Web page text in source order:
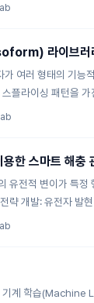
라이브러
가 여러 형태의 기
플라이싱 패턴을
한 스마트 해충
유전적 변이가 특
략 개발: 유전자 발
계 학습(Machine